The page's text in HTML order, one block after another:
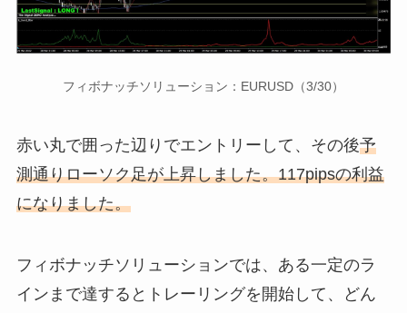
フィボナッチソリューション：EURUSD（3/30）
赤い丸で囲った辺りでエントリーして、その後予
測通りローソク足が上昇しました。117pipsの利益
になりました。
フィボナッチソリューションでは、ある一定のラ
インまで達するとトレーリングを開始して、どん